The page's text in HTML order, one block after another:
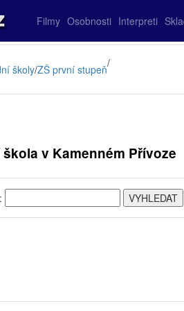
Filmy Osobnosti Interpreti
školy/ZŠ první stupeň/
v Kamenném Přívoze